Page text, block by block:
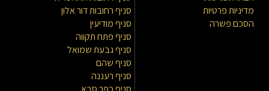
מדיניות פרטיות
הסכם פשרה
סניף רחובות דור אלון
סניף מודיעין
סניף פתח תקווה
סניף גבעת שמואל
סניף שהם
סניף רעננה